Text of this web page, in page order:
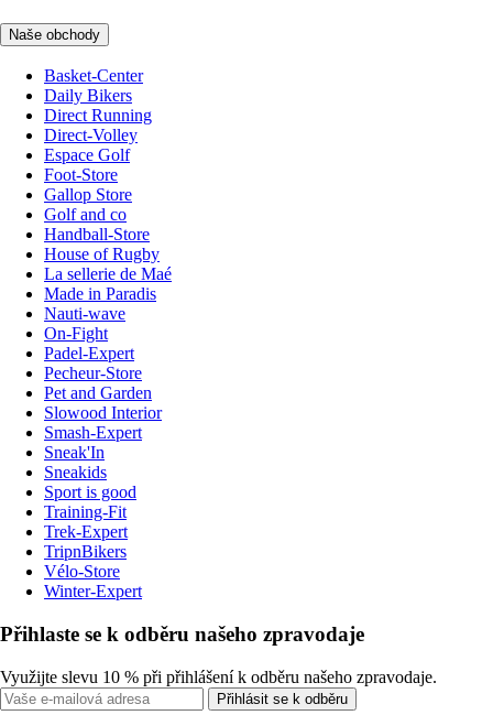
Naše obchody
Basket-Center
Daily Bikers
Direct Running
Direct-Volley
Espace Golf
Foot-Store
Gallop Store
Golf and co
Handball-Store
House of Rugby
La sellerie de Maé
Made in Paradis
Nauti-wave
On-Fight
Padel-Expert
Pecheur-Store
Pet and Garden
Slowood Interior
Smash-Expert
Sneak'In
Sneakids
Sport is good
Training-Fit
Trek-Expert
TripnBikers
Vélo-Store
Winter-Expert
Přihlaste se k odběru našeho zpravodaje
Využijte slevu 10 % při přihlášení k odběru našeho zpravodaje.
Přihlásit se k odběru